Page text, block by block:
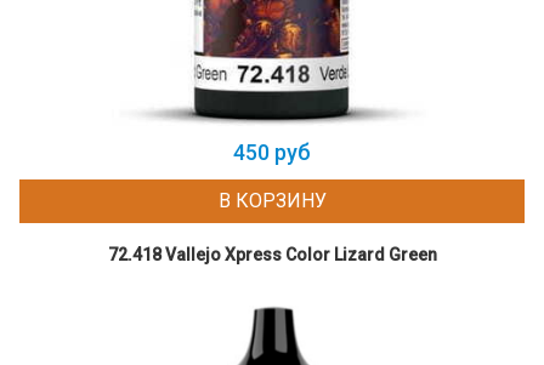
450 руб
В КОРЗИНУ
72.418 Vallejo Xpress Color Lizard Green